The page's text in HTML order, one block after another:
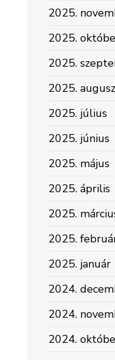
2025.
2025.
2025.
2025.
2025. július
2025. június
2025. május
2025. április
2025.
2025.
2025. január
2024.
2024.
2024.